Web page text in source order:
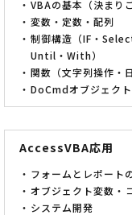
VBAの基本（決まり
変数・定数・配列
制御構造（IF・
Until・With）
関数（文字列操作・
DoCmdオブジェクト
AccessVBA応用
フォームとレポート
オブジェクト変数
システム開発